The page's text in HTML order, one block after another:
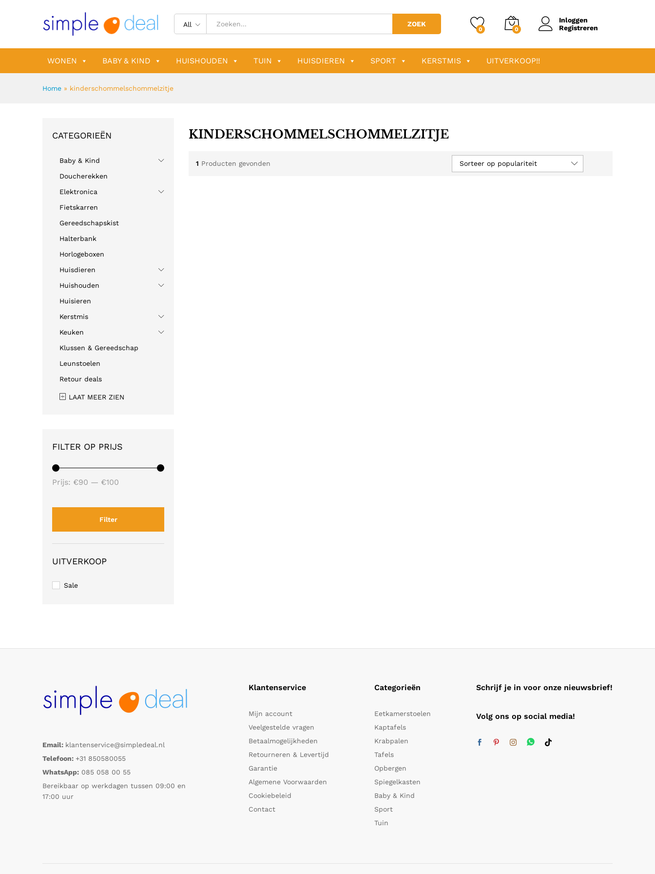
All ZOEK
0 0
Inloggen
Registreren
WONEN BABY & KIND HUISHOUDEN TUIN HUISDIEREN SPORT KERSTMIS UITVERKOOP!!
Home » kinderschommelschommelzitje
KINDERSCHOMMELSCHOMMELZITJE
1 Producten gevonden Sorteer op populariteit
CATEGORIEËN
Baby & Kind
Doucherekken
Elektronica
Fietskarren
Gereedschapskist
Halterbank
Horlogeboxen
Huisdieren
Huishouden
Huisieren
Kerstmis
Keuken
Klussen & Gereedschap
Leunstoelen
Retour deals
LAAT MEER ZIEN
FILTER OP PRIJS
Filter
Prijs: €90 — €100
UITVERKOOP
Sale
Email: klantenservice@simpledeal.nl
Telefoon: +31 850580055
WhatsApp: 085 058 00 55
Bereikbaar op werkdagen tussen 09:00 en
17:00 uur
Klantenservice
Mijn account
Veelgestelde vragen
Betaalmogelijkheden
Retourneren & Levertijd
Garantie
Algemene Voorwaarden
Cookiebeleid
Contact
Categorieën
Eetkamerstoelen
Kaptafels
Krabpalen
Tafels
Opbergen
Spiegelkasten
Baby & Kind
Sport
Tuin
Schrijf je in voor onze nieuwsbrief!
Volg ons op social media!